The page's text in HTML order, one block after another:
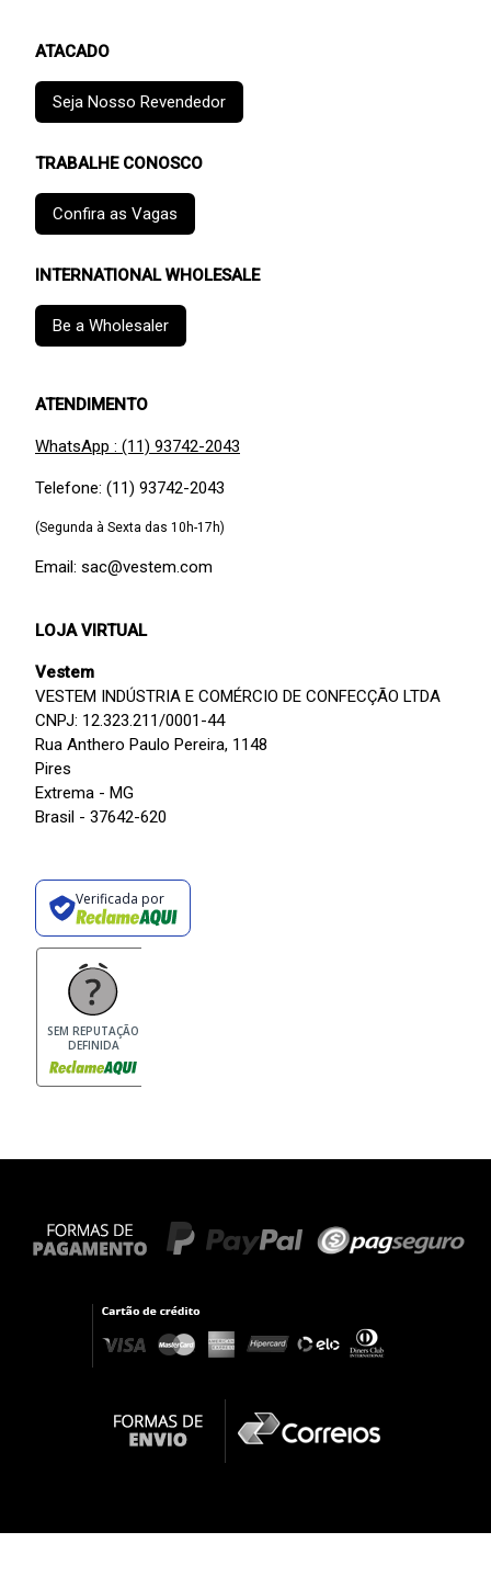
ATACADO
Seja Nosso Revendedor
TRABALHE CONOSCO
Confira as Vagas
INTERNATIONAL WHOLESALE
Be a Wholesaler
ATENDIMENTO
WhatsApp : (11) 93742-2043
Telefone: (11) 93742-2043
(Segunda à Sexta das 10h-17h)
Email: sac@vestem.com
LOJA VIRTUAL
Vestem
VESTEM INDÚSTRIA E COMÉRCIO DE CONFECÇÃO LTDA
CNPJ: 12.323.211/0001-44
Rua Anthero Paulo Pereira, 1148
Pires
Extrema - MG
Brasil - 37642-620
Verificada por
SEM REPUTAÇÃO
DEFINIDA